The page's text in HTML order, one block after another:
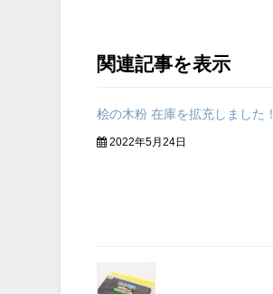
関連記事を表示
桧の木粉 在庫を拡充しました！
2022年5月24日